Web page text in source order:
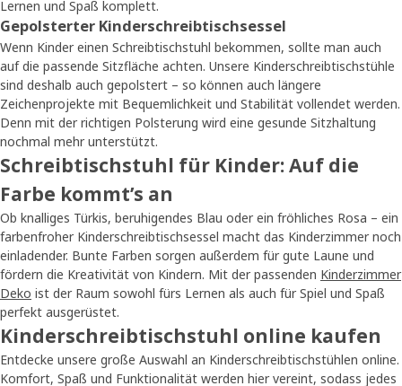
Lernen und Spaß komplett.
Gepolsterter Kinderschreibtischsessel
Wenn Kinder einen Schreibtischstuhl bekommen, sollte man auch
auf die passende Sitzfläche achten. Unsere Kinderschreibtischstühle
sind deshalb auch gepolstert – so können auch längere
Zeichenprojekte mit Bequemlichkeit und Stabilität vollendet werden.
Denn mit der richtigen Polsterung wird eine gesunde Sitzhaltung
nochmal mehr unterstützt.
Schreibtischstuhl für Kinder: Auf die
Farbe kommt’s an
Ob knalliges Türkis, beruhigendes Blau oder ein fröhliches Rosa – ein
farbenfroher Kinderschreibtischsessel macht das Kinderzimmer noch
einladender. Bunte Farben sorgen außerdem für gute Laune und
fördern die Kreativität von Kindern. Mit der passenden Kinderzimmer
Deko ist der Raum sowohl fürs Lernen als auch für Spiel und Spaß
perfekt ausgerüstet.
Kinderschreibtischstuhl online kaufen
Entdecke unsere große Auswahl an Kinderschreibtischstühlen online.
Komfort, Spaß und Funktionalität werden hier vereint, sodass jedes